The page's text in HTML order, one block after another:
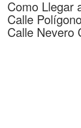
Como Llegar
Calle
Calle Nevero